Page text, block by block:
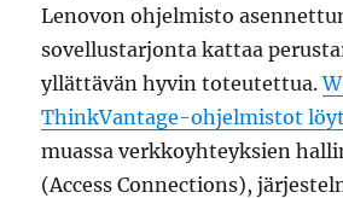
Lenovon ohjelmisto
sovellustarjonta kattaa
yllättävän hyvin toteutettua.
ThinkVantage-ohjelmistot
muassa verkkoyhteyksien
(Access Connections),